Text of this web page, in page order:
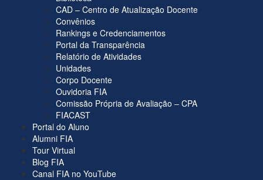
CAD – Centro de Atualização Docente
Convênios
Rankings e Credenciamentos
Portal da Transparência
Relatório de Atividades
Unidades
Corpo Docente
Ouvidoria FIA
Comissão Própria de Avaliação – CPA
FIACAST
Portal do Aluno
Alumni FIA
Tour Virtual
Blog FIA
Canal FIA no YouTube